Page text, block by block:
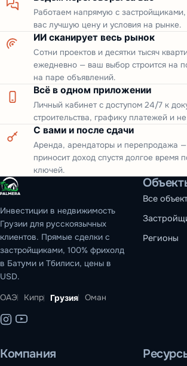
Работаем напрямую с застройщиками,
вас лучшую цену и условия на рынке.
ИИ сканирует весь рынок
Сотни проектов и десятки тысяч
ежедневно — ваш выбор строится на
на паре объявлений.
Всё в одном приложении
Личный кабинет с доступом 24/7 к
строительства, графику платежей и
С вами и после сдачи
Аренда, арендаторы и перепродажа
приносит доход спустя долгое время
ключей.
Инвестиции в недвижимость
Грузии для русскоязычных
клиентов. Прямые сделки с
застройщиками, 100% фрихолд
в Батуми и Тбилиси, цены в
USD.
ОАЭ Кипр Грузия Оман
Все
Регионы
Компания